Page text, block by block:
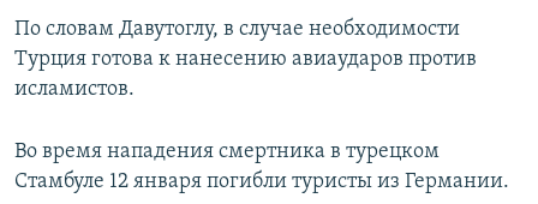
По словам Давутоглу, в случае необходимости
Турция готова к нанесению авиаударов против
исламистов.
Во время нападения смертника в турецком
Стамбуле 12 января погибли туристы из Германии.